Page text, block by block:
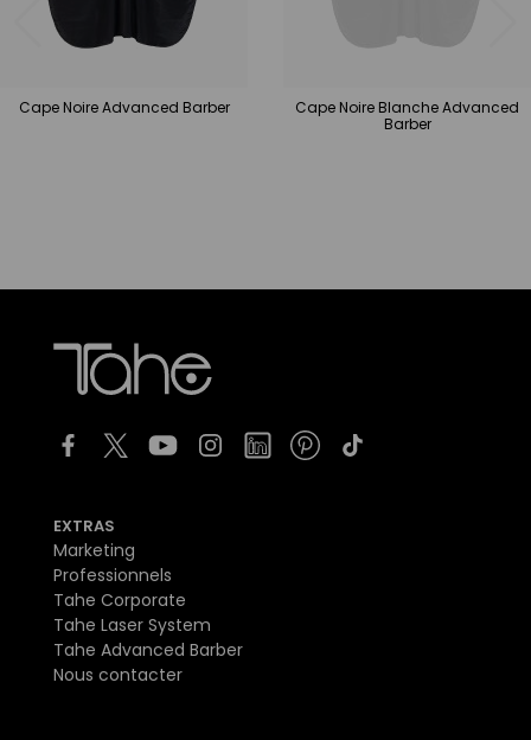
Cape Noire Advanced Barber
Cape Noire Blanche Advanced
Barber
EXTRAS
Marketing
Professionnels
Tahe Corporate
Tahe Laser System
Tahe Advanced Barber
Nous contacter